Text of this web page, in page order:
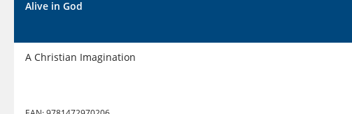
Alive in God
A Christian Imagination